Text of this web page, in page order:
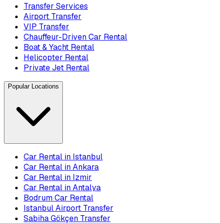
Transfer Services
Airport Transfer
VIP Transfer
Chauffeur-Driven Car Rental
Boat & Yacht Rental
Helicopter Rental
Private Jet Rental
Popular Locations
Car Rental in Istanbul
Car Rental in Ankara
Car Rental in Izmir
Car Rental in Antalya
Bodrum Car Rental
Istanbul Airport Transfer
Sabiha Gökçen Transfer